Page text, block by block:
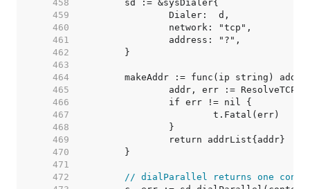
   458
   459
   460
   461
   462
   463
   464
   465
   466
   467
   468
   469
   470
   471
   472
// dialParallel returns one